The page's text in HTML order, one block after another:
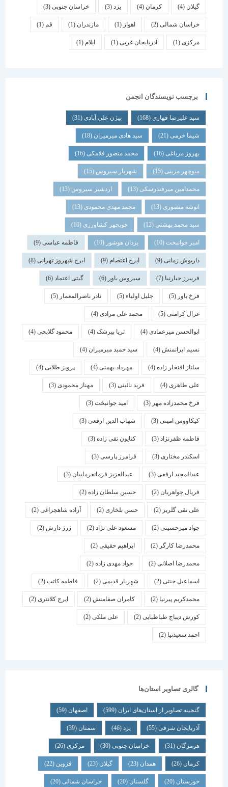
کرمان یزد خراسان جنوبی(3)
خراسان شمالی(2) اهواز مازندران(1) قم
(1) آذربایجان غربی(1) ایلام
برچسب نویسندگان انجمن
سید علیرضا قهاری(168) بیژن علی آبادی(31)
شیما خرمی(21) سید هادی میرمیران(18)
بهروز مرباغی (16) محمد منصور فلامکی (16)
منوچهر مزینی(15) شهریار سیروس(15)
محمدامین میرفندرسکی(13) اردشیر سیروس(13)
انوشه منصوری(13) محمد مهدی محمودی(13)
سید محمد بهشتی(12) خوبچهر کشاورزی(10)
امیر جوانبخت(10) یزدان هوشور(10) فاطمه عباسی(9)
داریوش زمانی(9) ایرج اعتصام(9) ایرج شهروز تهرانی(8)
فریبرز جبارنیا(7) سیروس باور(6) گیتی اعتماد(6)
فرخ باور(5) جلیل اولیاء(5) نادر ناصرالمعمار (5)
غزال کرامتی(5) محمد علی مرادی(4)
ابوالحسن میرعمادی(4) ثریا بیرشک(4) محمود گلابچی(4)
نسیم ایرانمنش(4) سید حمید میرمیران(4)
ساناز افتخار زاده(4) مهرداد بهمنی (4) پرویز طلایی(4)
علی طاهری(4) فرید نائینی(3) مهناز محمودی(3)
فرخ محمدزاده مهر(3) امید جوانبخت(3)
کیکاووس امینی(3) شهاب الدین ارفعی(3)
فاطمه ظفرنژاد(3) کتایون تقی زاده(3)
اسكندر مختاری (3) فرامرز پارسی(3)
عبدالمجید ارفعی(3) عبدالعزیز فرمانفرماییان(3)
فریال جواهریان(2) حسین سلطان زاده(2)
علی نقی گلریز(2) حسن بلخاری(2) آزاده شاهچراغی(2)
جواد میرحسینی(2) مسعود علی نژاد(2) ژرژ دارش (2)
محمدرضا کارگر(2) ابراهیم حقیقی(2)
محمدرضا اصلانی(2) جواد مهدی زاده(2)
اسماعیل جنتی(2) شهریار قدیمی(2) فاطمه کاتب(2)
محمدکریم پیرنیا (2) کامران صفامنش(2) ایرج کلانتری (2)
کورش دیباج طباطبایی(2) علی ملکی(2)
احمد سعیدنیا (2)
گالری تصاویر استان‌ها
گنجینه تصاویر از استان‌های ایران(599) اصفهان (59)
آذربایجان شرقی(55) یزد سمنان (39)
هرمزگان(31) خراسان جنوبی(30) مرکزی (26)
همدان گیلان قزوین
خوزستان(20) گلستان (20) خراسان شمالی(20)